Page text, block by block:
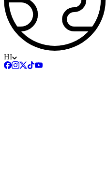
HI